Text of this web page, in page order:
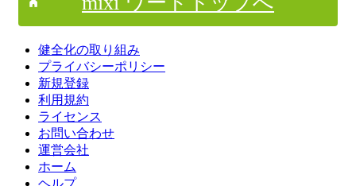
健全化の取り組み
プライバシーポリシー
新規登録
利用規約
ライセンス
お問い合わせ
運営会社
ホーム
ヘルプ